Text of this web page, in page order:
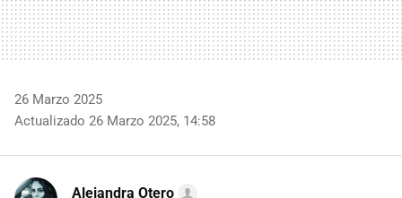
26 Marzo 2025
Actualizado 26 Marzo 2025, 14:58
Alejandra Otero